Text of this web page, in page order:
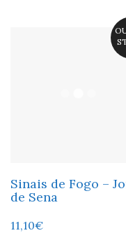
Sinais de Fogo –
de Sena
11,10€